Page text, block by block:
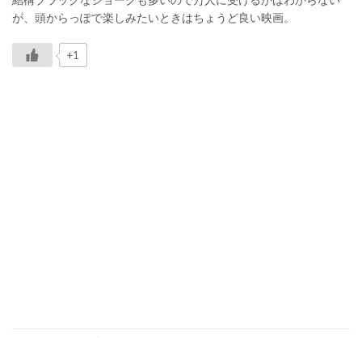
が、頭からっぽで楽しみたいときはちょうど良い映画。
+1